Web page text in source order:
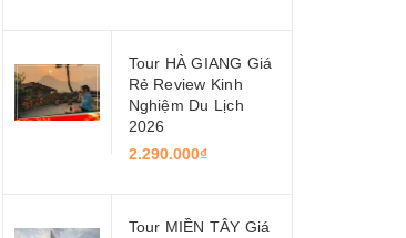
Tour HÀ GIANG Giá
Rẻ Review Kinh
Nghiệm Du Lịch
2026
2.290.000₫
Tour MIỀN TÂY Giá